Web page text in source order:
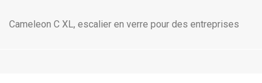
Cameleon C XL, escalier en verre pour des entreprises